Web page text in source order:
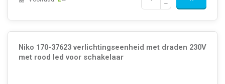
Niko 170-37623 verlichtingseenheid met draden 230V
met rood led voor schakelaar